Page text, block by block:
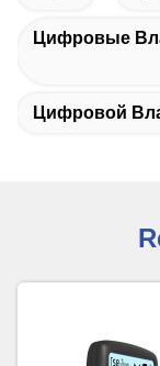
Цифровые
Цифровой